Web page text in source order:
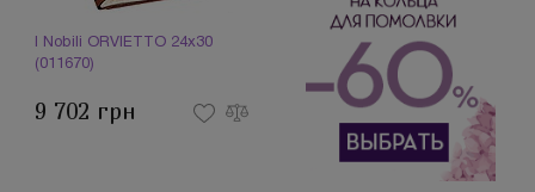
I Nobili ORVIETTO 24x30
(011670)
9 702 грн